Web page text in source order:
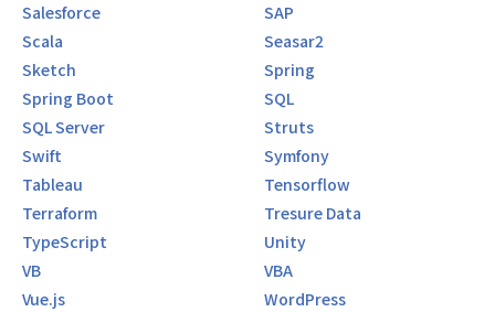
Salesforce
SAP
Scala
Seasar2
Sketch
Spring
Spring Boot
SQL
SQL Server
Struts
Swift
Symfony
Tableau
Tensorflow
Terraform
Tresure Data
TypeScript
Unity
VB
VBA
Vue.js
WordPress